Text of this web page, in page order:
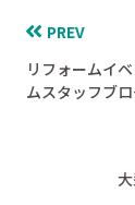
PREV
リフォームイ
ムスタッフブ